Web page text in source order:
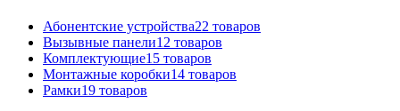
Абонентские устройства22 товаров
Вызывные панели12 товаров
Комплектующие15 товаров
Монтажные коробки14 товаров
Рамки19 товаров